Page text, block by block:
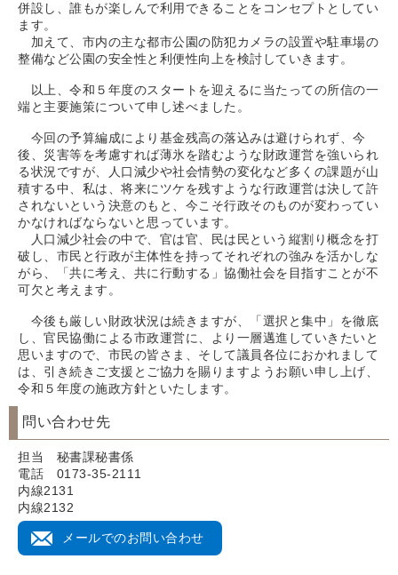
併設し、誰もが楽しんで利用できることをコンセプトとしてい
ます。
加えて、市内の主な都市公園の防犯カメラの設置や駐車場の
整備など公園の安全性と利便性向上を検討していきます。
以上、令和５年度のスタートを迎えるに当たっての所信の一
端と主要施策について申し述べました。
今回の予算編成により基金残高の落込みは避けられず、今
後、災害等を考慮すれば薄氷を踏むような財政運営を強いられ
る状況ですが、人口減少や社会情勢の変化など多くの課題が山
積する中、私は、将来にツケを残すような行政運営は決して許
されないという決意のもと、今こそ行政そのものが変わってい
かなければならないと思っています。
人口減少社会の中で、官は官、民は民という縦割り概念を打
破し、市民と行政が主体性を持ってそれぞれの強みを活かしな
がら、「共に考え、共に行動する」協働社会を目指すことが不
可欠と考えます。
今後も厳しい財政状況は続きますが、「選択と集中」を徹底
し、官民協働による市政運営に、より一層邁進していきたいと
思いますので、市民の皆さま、そして議員各位におかれまして
は、引き続きご支援とご協力を賜りますようお願い申し上げ、
令和５年度の施政方針といたします。
問い合わせ先
担当 秘書課秘書係
電話 0173-35-2111
内線2131
内線2132
メールでのお問い合わせ